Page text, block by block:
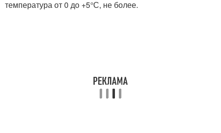
температура от 0 до +5°С, не более.